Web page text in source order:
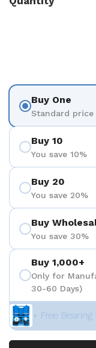
Buy One
Standard price
Buy 10
You save 10%
Buy 20
You save 20%
Buy
You save 30%
Buy 1,000+
Only for
30-60 Days)
+ Free